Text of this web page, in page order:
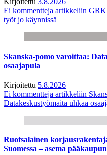
Kirjoitettu 3.8.2026
Ei kommentteja artikkeliin
työt jo käynnissä
Skanska-pomo varoittaa:
osaajapula
Kirjoitettu 5.8.2026
Ei kommentteja artikkeliin
Datakeskustyömaita uhkaa
Ruotsalainen
Suomessa – asema